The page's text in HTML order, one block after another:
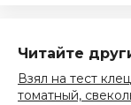
Читайте
Взял на тест
томатный,